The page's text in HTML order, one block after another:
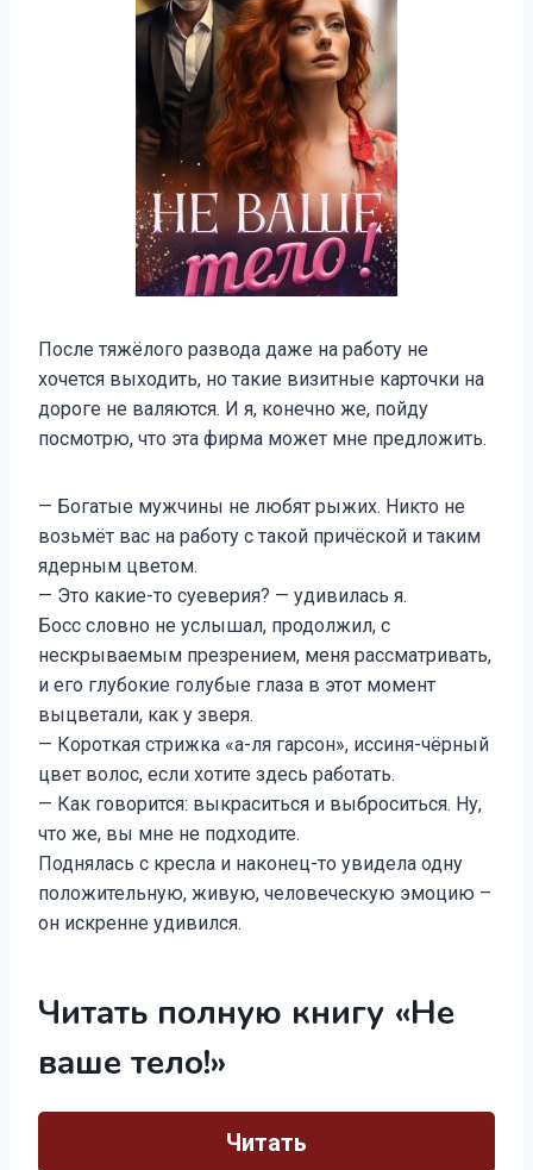
После тяжёлого развода даже на работу не
хочется выходить, но такие визитные карточки на
дороге не валяются. И я, конечно же, пойду
посмотрю, что эта фирма может мне предложить.
— Богатые мужчины не любят рыжих. Никто не
возьмёт вас на работу с такой причёской и таким
ядерным цветом.
— Это какие-то суеверия? — удивилась я.
Босс словно не услышал, продолжил, с
нескрываемым презрением, меня рассматривать,
и его глубокие голубые глаза в этот момент
выцветали, как у зверя.
— Короткая стрижка «а-ля гарсон», иссиня-чёрный
цвет волос, если хотите здесь работать.
— Как говорится: выкраситься и выброситься. Ну,
что же, вы мне не подходите.
Поднялась с кресла и наконец-то увидела одну
положительную, живую, человеческую эмоцию –
он искренне удивился.
Читать полную книгу «Не
ваше тело!»
Читать